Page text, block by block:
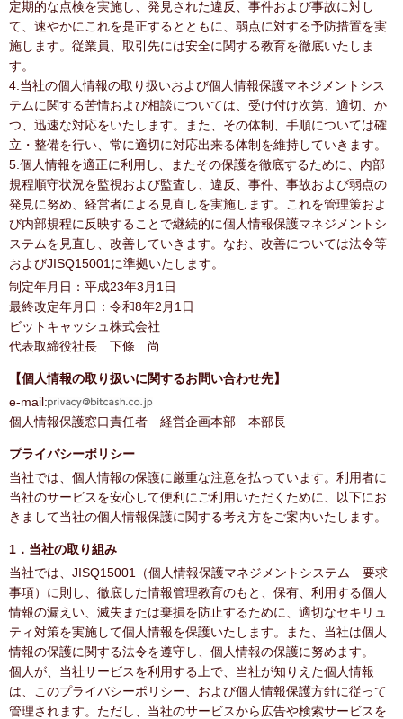
定期的な点検を実施し、発見された違反、事件および事故に対し
て、速やかにこれを是正するとともに、弱点に対する予防措置を実
施します。従業員、取引先には安全に関する教育を徹底いたしま
す。
4.当社の個人情報の取り扱いおよび個人情報保護マネジメントシス
テムに関する苦情および相談については、受け付け次第、適切、か
つ、迅速な対応をいたします。また、その体制、手順については確
立・整備を行い、常に適切に対応出来る体制を維持していきます。
5.個人情報を適正に利用し、またその保護を徹底するために、内部
規程順守状況を監視および監査し、違反、事件、事故および弱点の
発見に努め、経営者による見直しを実施します。これを管理策およ
び内部規程に反映することで継続的に個人情報保護マネジメントシ
ステムを見直し、改善していきます。なお、改善については法令等
およびJISQ15001に準拠いたします。
制定年月日：平成23年3月1日
最終改定年月日：令和8年2月1日
ビットキャッシュ株式会社
代表取締役社長 下條 尚
【個人情報の取り扱いに関するお問い合わせ先】
e-mail:
個人情報保護窓口責任者 経営企画本部 本部長
プライバシーポリシー
当社では、個人情報の保護に厳重な注意を払っています。利用者に
当社のサービスを安心して便利にご利用いただくために、以下にお
きまして当社の個人情報保護に関する考え方をご案内いたします。
1．当社の取り組み
当社では、JISQ15001（個人情報保護マネジメントシステム 要求
事項）に則し、徹底した情報管理教育のもと、保有、利用する個人
情報の漏えい、滅失または棄損を防止するために、適切なセキリュ
ティ対策を実施して個人情報を保護いたします。また、当社は個人
情報の保護に関する法令を遵守し、個人情報の保護に努めます。
個人が、当社サービスを利用する上で、当社が知りえた個人情報
は、このプライバシーポリシー、および個人情報保護方針に従って
管理されます。ただし、当社のサービスから広告や検索サービスを